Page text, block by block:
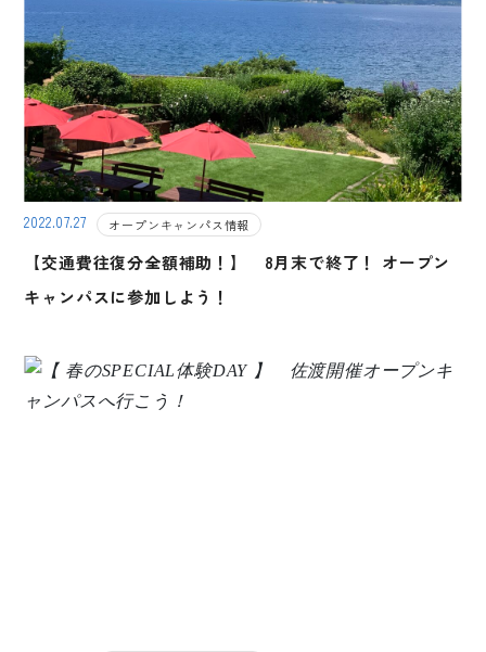
2022.07.27 オープンキャンパス情報
【交通費往復分全額補助！】 8月末で終了！ オープン
キャンパスに参加しよう！